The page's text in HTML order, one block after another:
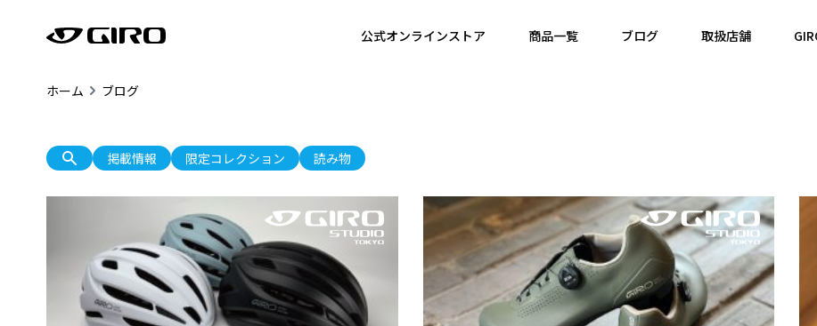
公式オンラインストア 商品一覧 ブログ 取扱店舗
ホーム ブログ
掲載情報 限定コレクション 読み物